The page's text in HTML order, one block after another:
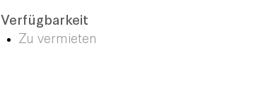
Verfügbarkeit
Zu vermieten